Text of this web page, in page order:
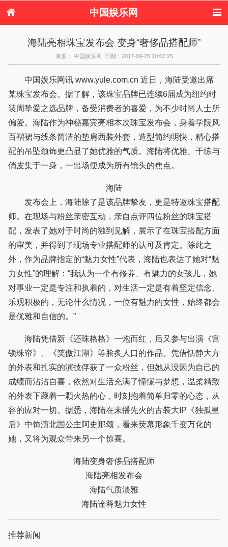
中国娱乐网
电视剧
演唱会 综艺节目
偶像活动
海陆亮相珠宝发布会 变身“奢侈品搭配师”
来源： 中国娱乐网 日期：2017-09-25 10:02:25
中国娱乐网讯 www.yule.com.cn 近日，海陆受邀出席
某珠宝发布会。据了解，该珠宝品牌已连续6届成为纽约时
装周挚爱之选品牌，备受消费者的喜爱，为不少时尚人士所
偏爱。海陆作为神秘嘉宾亮相本次珠宝发布会，身着学院风
百褶裙与线条简洁的垫肩西装外套，造型简约明快，精心搭
配的吊坠颈饰更凸显了她优雅的气质。海陆将优雅、干练与
俏皮集于一身，一出场便成为所有镜头的焦点。
海陆
发布会上，海陆除了是该品牌挚友，更是特邀珠宝搭配
师。在现场与粉丝亲密互动，亲自点评四位粉丝的珠宝搭
配，发表了她对于时尚的独到见解，展示了在珠宝搭配方面
的审美，并得到了现场专业搭配师的认可及肯定。除此之
外，作为品牌指定的“魅力女性”代表，海陆也表达了她对“魅
力女性”的理解：“我认为一个有修养、有魅力的女孩儿，她
对事业一定是专注和执着的，对生活一定是有着坚定信念、
乐观积极的，无论什么情况，一位有魅力的女性，始终都会
是优雅和自信的。”
海陆凭借新《还珠格格》一炮而红，后又参与出演《宫
锁珠帘》、《笑傲江湖》等脍炙人口的作品。凭借恬静大方
的外表和扎实的演技俘获了一众粉丝，但她从没因为自己的
成绩而沾沾自喜，依然对生活充满了憧憬与梦想，温柔精致
的外表下藏着一颗火热的心，时刻抱着简单归零的心态，从
容的应对一切。据悉，海陆在未播先火的古装大IP《独孤皇
后》中饰演北国公主阿史那颂，看来荧幕形象千变万化的
她，又将为观众带来另一个惊喜。
海陆变身奢侈品搭配师
海陆亮相发布会
海陆气质淡雅
海陆诠释魅力女性
推荐新闻